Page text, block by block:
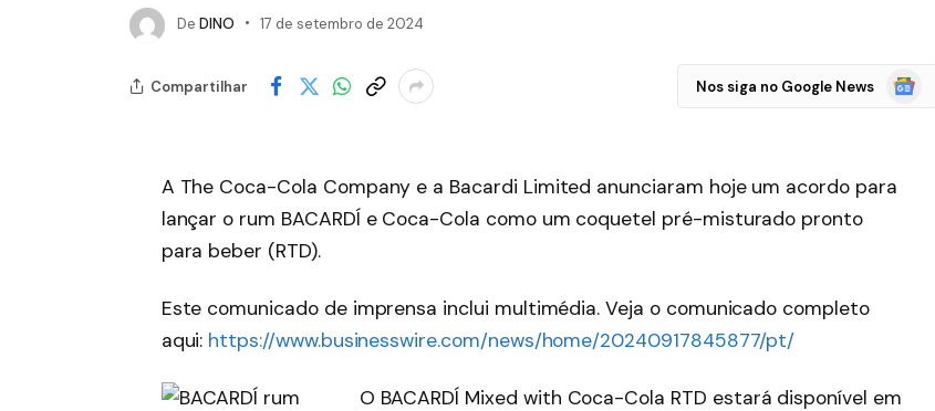
De DINO 17 de setembro de 2024
Compartilhar Nos siga no Google News
Google
Notícias
A The Coca-Cola Company e a Bacardi Limited anunciaram hoje um acordo para
lançar o rum BACARDÍ e Coca-Cola como um coquetel pré-misturado pronto
para beber (RTD).
Este comunicado de imprensa inclui multimédia. Veja o comunicado completo
aqui: https://www.businesswire.com/news/home/20240917845877/pt/
O BACARDÍ Mixed with Coca-Cola RTD estará disponível em